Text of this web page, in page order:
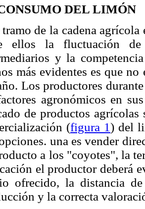
DEL LIMÓN
tramo de la cadena
ellos la fluctuación
y la
más evidentes es que
Los productores
agronómicos en
de productos
(figura 1) del
una es vender
a los "coyotes", la
el productor deberá
ofrecido, la distancia
y la correcta